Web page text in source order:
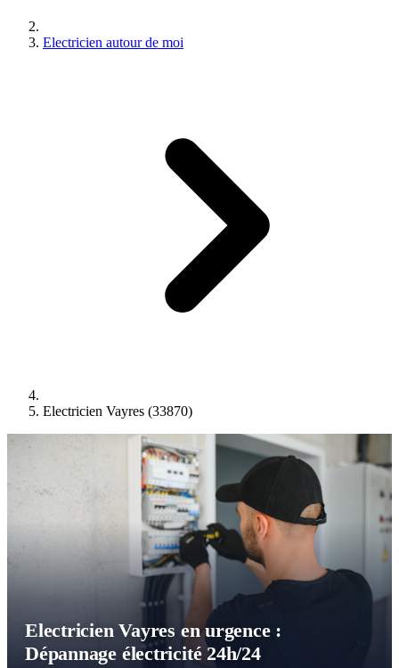
Electricien autour de moi
Electricien Vayres (33870)
Electricien Vayres en urgence :
Dépannage électricité 24h/24